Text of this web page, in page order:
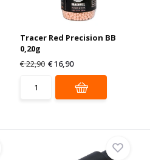
Tracer Red Precision BB
0,20g
€ 22,90 € 16,90